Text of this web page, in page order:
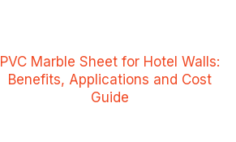
PVC Marble Sheet for Hotel Walls:
Benefits, Applications and Cost
Guide